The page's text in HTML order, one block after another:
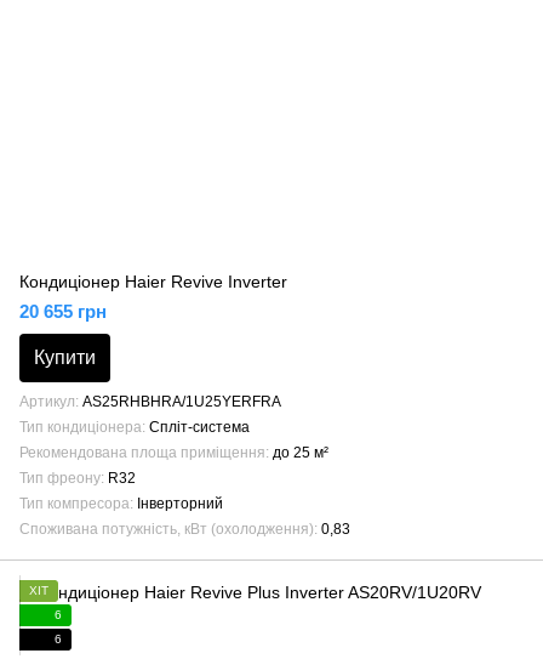
Кондиціонер Haier Revive Inverter
20 655 грн
Купити
Артикул AS25RHBHRA/1U25YERFRA
Тип кондиціонера Спліт-система
Рекомендована площа приміщення до 25 м²
Тип фреону R32
Тип компресора
Інверторний
Споживана потужність, кВт (охолодження) 0,83
ХІТ
6
6